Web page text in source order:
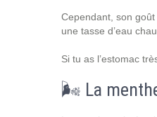
Cependant, son
une tasse d’eau
Si tu as l’estomac
🌬️ La